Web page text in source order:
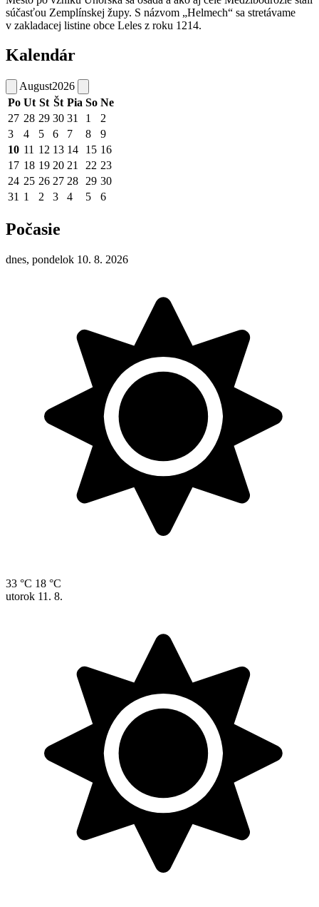
súčasťou Zemplínskej župy. S názvom „Helmech“ sa stretávame
v zakladacej listine obce Leles z roku 1214.
Kalendár
August2026
Po Ut St Št Pia So Ne
27 28 29 30 31 1
2
3
4 5 6 7 8
9
10 11 12 13 14 15 16
17 18 19 20 21 22 23
24 25 26 27 28 29 30
31 1 2 3 4 5 6
Počasie
dnes, pondelok 10. 8. 2026
33 °C 18 °C
utorok 11. 8.